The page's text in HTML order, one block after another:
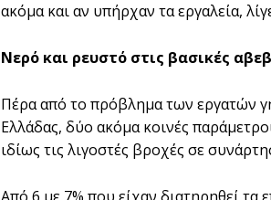
ακόµα και αν υπήρχαν τα εργαλεία,
Νερό και ρευστό στις βασικές
Πέρα από το πρόβληµα των εργατών
Ελλάδας, δύο ακόµα κοινές
ιδίως τις λιγοστές βροχές σε